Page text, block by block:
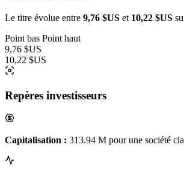
Le titre évolue entre 9,76 $US et 10,22 $US
Point bas Point haut
9,76 $US
10,22 $US
Repères investisseurs
Capitalisation : 313.94 M pour une société